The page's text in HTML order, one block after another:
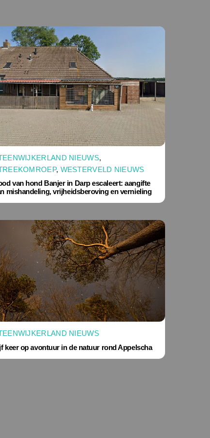
NIEUWS,
, WESTERVELD NIEUWS
van hond Banjer in Darp escaleert: aangifte
mishandeling, vrijheidsberoving en vernieling
NIEUWS
keer op avontuur in de natuur rond Appelscha